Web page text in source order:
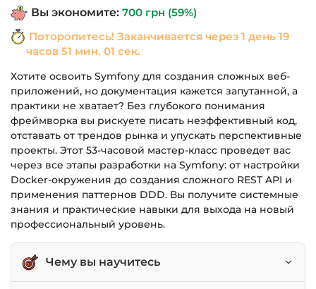
1,190 грн.
Вы экономите: 700 грн (59%)
Поторопитесь! Заканчивается через 1 день 19
часов 51 мин. 01 сек.
Хотите освоить Symfony для создания сложных веб-
приложений, но документация кажется запутанной, а
практики не хватает? Без глубокого понимания
фреймворка вы рискуете писать неэффективный код,
отставать от трендов рынка и упускать перспективные
проекты. Этот 53-часовой мастер-класс проведет вас
через все этапы разработки на Symfony: от настройки
Docker-окружения до создания сложного REST API и
применения паттернов DDD. Вы получите системные
знания и практические навыки для выхода на новый
профессиональный уровень.
Чему вы научитесь